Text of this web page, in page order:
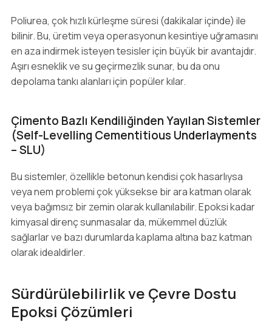
Poliurea, çok hızlı kürleşme süresi (dakikalar içinde) ile
bilinir. Bu, üretim veya operasyonun kesintiye uğramasını
en aza indirmek isteyen tesisler için büyük bir avantajdır.
Aşırı esneklik ve su geçirmezlik sunar, bu da onu
depolama tankı alanları için popüler kılar.
Çimento Bazlı Kendiliğinden Yayılan Sistemler
(Self-Levelling Cementitious Underlayments
– SLU)
Bu sistemler, özellikle betonun kendisi çok hasarlıysa
veya nem problemi çok yüksekse bir ara katman olarak
veya bağımsız bir zemin olarak kullanılabilir. Epoksi kadar
kimyasal direnç sunmasalar da, mükemmel düzlük
sağlarlar ve bazı durumlarda kaplama altına baz katman
olarak idealdirler.
Sürdürülebilirlik ve Çevre Dostu
Epoksi Çözümleri